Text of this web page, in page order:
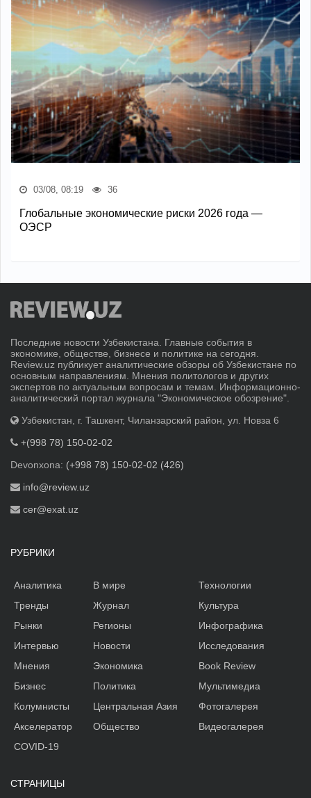
03/08, 08:19 36
Глобальные экономические риски 2026 года —
ОЭСР
Последние новости Узбекистана. Главные события в
экономике, обществе, бизнесе и политике на сегодня.
Review.uz публикует аналитические обзоры об Узбекистане по
основным направлениям. Мнения политологов и других
экспертов по актуальным вопросам и темам. Информационно-
аналитический портал журнала "Экономическое обозрение".
Узбекистан, г. Ташкент, Чиланзарский район, ул. Новза 6
+(998 78) 150-02-02
Devonxona: (+998 78) 150-02-02 (426)
info@review.uz
cer@exat.uz
РУБРИКИ
Аналитика
Тренды
Рынки
Интервью
Мнения
Бизнес
Колумнисты
Акселератор
В мире
Журнал
Регионы
Новости
Экономика
Политика
Центральная Азия
Общество
Технологии
Культура
Инфографика
Исследования
Book Review
Мультимедиа
Фотогалерея
Видеогалерея
COVID-19
СТРАНИЦЫ